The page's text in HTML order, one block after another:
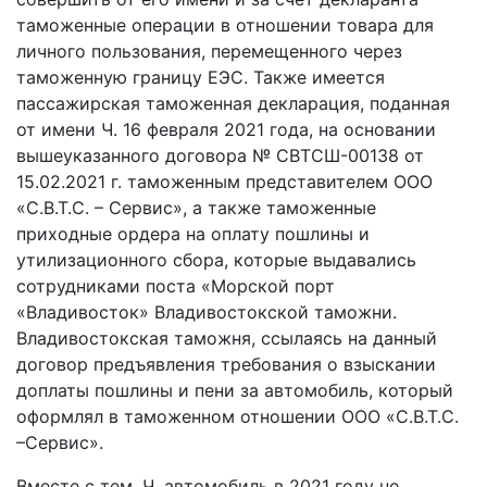
таможенные операции в отношении товара для
личного пользования, перемещенного через
таможенную границу ЕЭС. Также имеется
пассажирская таможенная декларация, поданная
от имени Ч. 16 февраля 2021 года, на основании
вышеуказанного договора № СВТСШ-00138 от
15.02.2021 г. таможенным представителем ООО
«С.В.Т.С. – Сервис», а также таможенные
приходные ордера на оплату пошлины и
утилизационного сбора, которые выдавались
сотрудниками поста «Морской порт
«Владивосток» Владивостокской таможни.
Владивостокская таможня, ссылаясь на данный
договор предъявления требования о взыскании
доплаты пошлины и пени за автомобиль, который
оформлял в таможенном отношении ООО «С.В.Т.С.
–Сервис».